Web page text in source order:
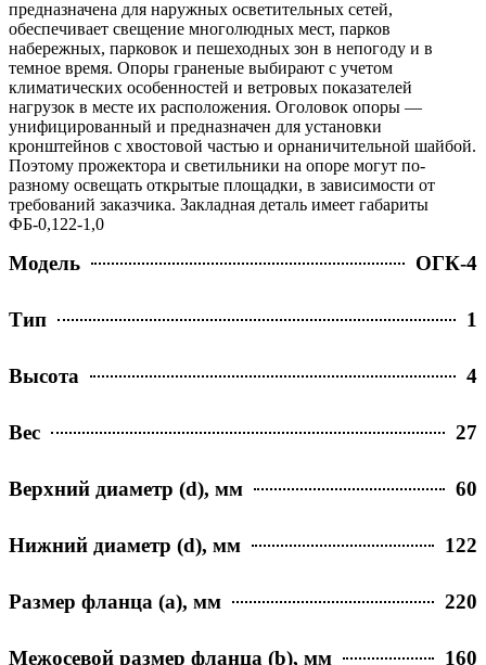
предназначена для наружных осветительных сетей,
обеспечивает свещение многолюдных мест, парков
набережных, парковок и пешеходных зон в непогоду и в
темное время. Опоры граненые выбирают с учетом
климатических особенностей и ветровых показателей
нагрузок в месте их расположения. Оголовок опоры —
унифицированный и предназначен для установки
кронштейнов с хвостовой частью и орнаничительной шайбой.
Поэтому прожектора и светильники на опоре могут по-
разному освещать открытые площадки, в зависимости от
требований заказчика. Закладная деталь имеет габариты
ФБ-0,122-1,0
Модель ОГК-4
Тип 1
Высота 4
Вес 27
Верхний диаметр (d), мм 60
Нижний диаметр (d), мм 122
Размер фланца (a), мм 220
Межосевой размер фланца (b), мм 160